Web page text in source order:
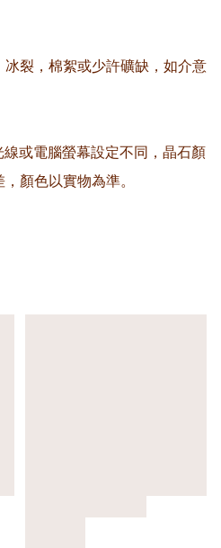
冰裂，棉絮或少許礦缺，如介意
或電腦螢幕設定不同，晶石顏
顏色以實物為準。